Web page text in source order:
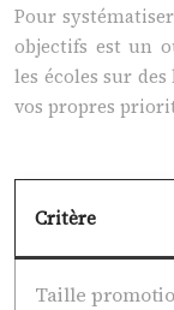
Pour
objectifs est un
les écoles sur
vos propres
Critère
Taille